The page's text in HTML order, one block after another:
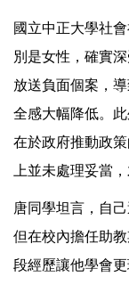
國立中正大學社
別是女性，確實
放送負面個案，
全感大幅降低。
在於政府推動政
上並未處理妥當
唐同學坦言，自
但在校內擔任助
段經歷讓他學會